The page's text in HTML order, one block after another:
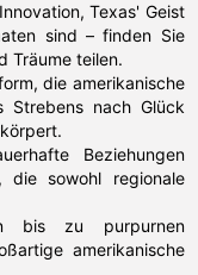
Texas' Geist
sind – finden Sie
Träume teilen.
die amerikanische
Strebens nach Glück
Beziehungen
die sowohl regionale
bis zu purpurnen
amerikanische